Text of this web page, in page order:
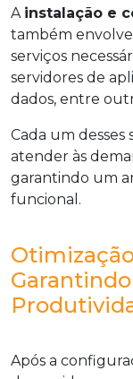
A instalação e
também
serviços
servidores de
dados, entre
Cada um
atender às
garantindo um
funcional.
Após a